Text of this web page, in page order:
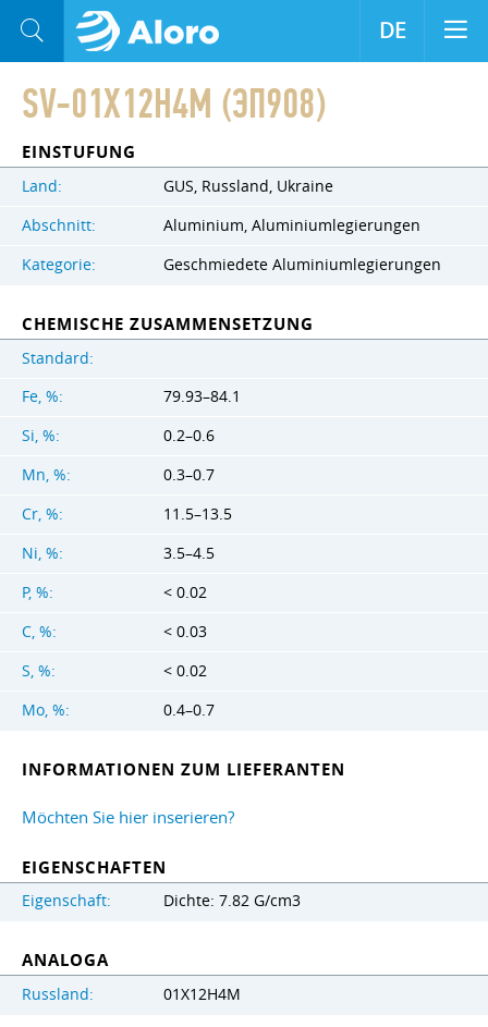
SV-01Х12Н4М (ЭП908)
EINSTUFUNG
Land:
GUS, Russland, Ukraine
Abschnitt:
Aluminium, Aluminiumlegierungen
Kategorie:
Geschmiedete Aluminiumlegierungen
CHEMISCHE ZUSAMMENSETZUNG
Standard:
Fe, %:
79.93–84.1
Si, %:
0.2–0.6
Mn, %:
0.3–0.7
Cr, %:
11.5–13.5
Ni, %:
3.5–4.5
P, %:
< 0.02
C, %:
< 0.03
S, %:
< 0.02
Mo, %:
0.4–0.7
INFORMATIONEN ZUM LIEFERANTEN
Möchten Sie hier inserieren?
EIGENSCHAFTEN
Eigenschaft: Dichte: 7.82 G/cm3
ANALOGA
Russland: 01Х12Н4М
DE